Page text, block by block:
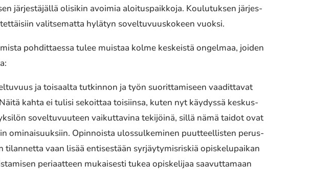
järjes­tä­jäl­lä olisi­kin avoimia aloi­tus­paik­ko­ja. Koulutuksen järjes­
valit­se­mat­ta hylätyn sovel­tu­vuus­ko­keen vuoksi.
pohdit­taes­sa tulee muistaa kolme keskeis­tä ongel­maa, joiden
ja toisaal­ta tutkin­non ja työn suorit­ta­mi­seen vaadit­ta­vat
kahta ei tulisi sekoit­taa toisiin­sa, kuten nyt käydys­sä keskus­
sovel­tu­vuu­teen vaikut­ta­vi­na teki­jöi­nä, sillä nämä taidot ovat
ominai­suuk­siin. Opinnoista ulos­sul­ke­mi­nen puut­teel­lis­ten perus­
vaan lisää enti­ses­tään syrjäy­ty­mis­ris­kiä opis­ke­lu­pai­kan
peri­aat­teen mukai­ses­ti tukea opis­ke­li­jaa saavut­ta­maan